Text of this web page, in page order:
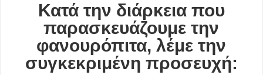
Κατά την διάρκεια που
παρασκευάζουμε την
φανουρόπιτα, λέμε την
συγκεκριμένη προσευχή: